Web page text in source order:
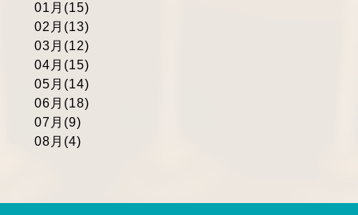
01月(15)
02月(13)
03月(12)
04月(15)
05月(14)
06月(18)
07月(9)
08月(4)